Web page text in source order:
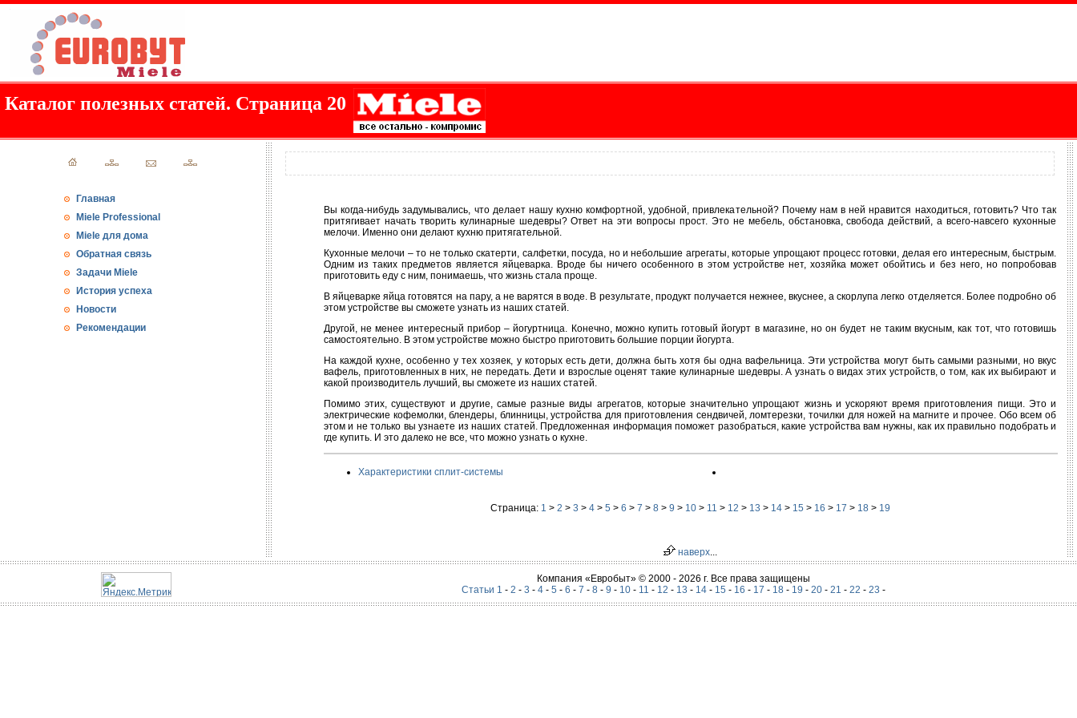
Каталог полезных статей. Страница 20
Главная
Miele Professional
Miele для дома
Обратная связь
Задачи Miele
История успеха
Новости
Рекомендации
Вы когда-нибудь задумывались, что делает нашу кухню комфортной, удобной, привлекательной? Почему нам в ней нравится находиться, готовить? Что так
притягивает начать творить кулинарные шедевры? Ответ на эти вопросы прост. Это не мебель, обстановка, свобода действий, а всего-навсего кухонные
мелочи. Именно они делают кухню притягательной.
Кухонные мелочи – то не только скатерти, салфетки, посуда, но и небольшие агрегаты, которые упрощают процесс готовки, делая его интересным, быстрым.
Одним из таких предметов является яйцеварка. Вроде бы ничего особенного в этом устройстве нет, хозяйка может обойтись и без него, но попробовав
приготовить еду с ним, понимаешь, что жизнь стала проще.
В яйцеварке яйца готовятся на пару, а не варятся в воде. В результате, продукт получается нежнее, вкуснее, а скорлупа легко отделяется. Более подробно об
этом устройстве вы сможете узнать из наших статей.
Другой, не менее интересный прибор – йогуртница. Конечно, можно купить готовый йогурт в магазине, но он будет не таким вкусным, как тот, что готовишь
самостоятельно. В этом устройстве можно быстро приготовить большие порции йогурта.
На каждой кухне, особенно у тех хозяек, у которых есть дети, должна быть хотя бы одна вафельница. Эти устройства могут быть самыми разными, но вкус
вафель, приготовленных в них, не передать. Дети и взрослые оценят такие кулинарные шедевры. А узнать о видах этих устройств, о том, как их выбирают и
какой производитель лучший, вы сможете из наших статей.
Помимо этих, существуют и другие, самые разные виды агрегатов, которые значительно упрощают жизнь и ускоряют время приготовления пищи. Это и
электрические кофемолки, блендеры, блинницы, устройства для приготовления сендвичей, ломтерезки, точилки для ножей на магните и прочее. Обо всем об
этом и не только вы узнаете из наших статей. Предложенная информация поможет разобраться, какие устройства вам нужны, как их правильно подобрать и
где купить. И это далеко не все, что можно узнать о кухне.
Характеристики сплит-системы
Страница: 1 > 2 > 3 > 4> 5 > 6 > 7 > 8> 9 > 10> 11 > 12 > 13 > 14> 15 > 16 > 17 > 18> 19
наверх...
Компания «Евробыт» © 2000 - 2026 г. Все права защищены
Статьи 1 - 2 - 3 - 4- 5 - 6 - 7 - 8- 9 - 10- 11 - 12 - 13 - 14- 15 - 16 - 17 - 18- 19 - 20- 21 - 22 - 23 -